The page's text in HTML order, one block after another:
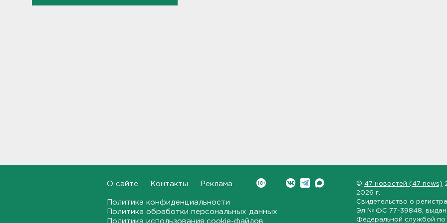
Для иностранных
Фермеры в Ленобласти
рублей на развитие
О сайте Контакты Реклама
Политика конфиденциальности
Политика обработки персональных данных
Политика использования cookie-файлов
© 47 новостей (47 news)
2026 г.
Свидетельство о
Эл № ФС 77-39848 ,
Федеральной службой по